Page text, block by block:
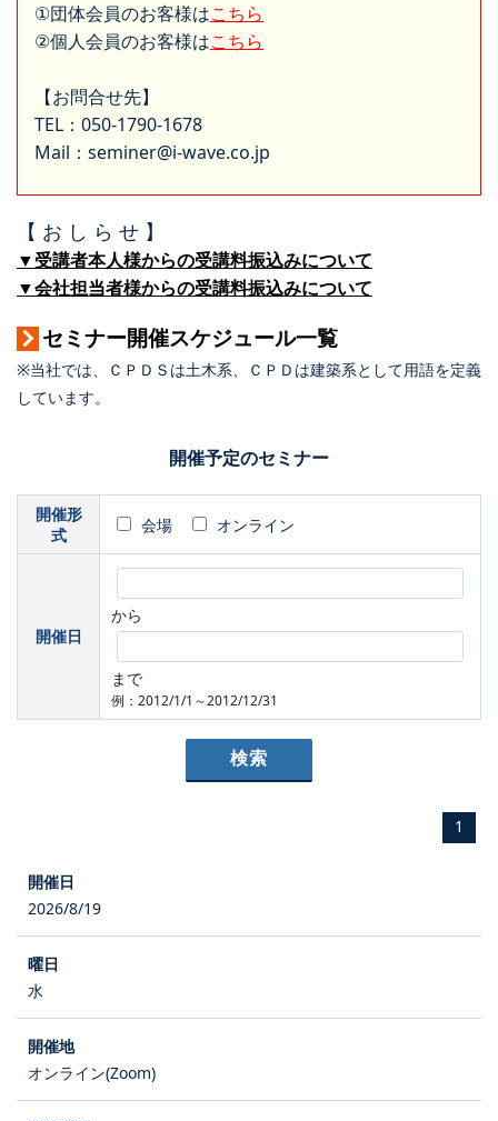
①団体会員のお客様はこちら
②個人会員のお客様はこちら
【お問合せ先】
TEL：050-1790-1678
Mail：seminer@i-wave.co.jp
【 お し ら せ 】
▼受講者本人様からの受講料振込みについて
▼会社担当者様からの受講料振込みについて
セミナー開催スケジュール一覧
※当社では、ＣＰＤＳは土木系、ＣＰＤは建築系として用語を定義
しています。
開催予定のセミナー
開催形
式
会場 オンライン
開催日
から
まで
例：2012/1/1～2012/12/31
1
2026/8/19
水
オンライン(Zoom)